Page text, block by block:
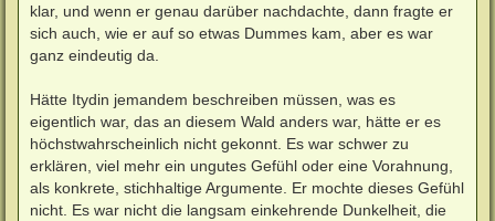
klar, und wenn er genau darüber nachdachte, dann fragte er
sich auch, wie er auf so etwas Dummes kam, aber es war
ganz eindeutig da.
Hätte Itydin jemandem beschreiben müssen, was es
eigentlich war, das an diesem Wald anders war, hätte er es
höchstwahrscheinlich nicht gekonnt. Es war schwer zu
erklären, viel mehr ein ungutes Gefühl oder eine Vorahnung,
als konkrete, stichhaltige Argumente. Er mochte dieses Gefühl
nicht. Es war nicht die langsam einkehrende Dunkelheit, die